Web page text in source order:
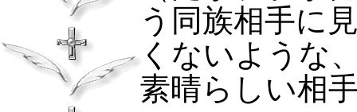
う同族相手に
くないような
素晴らしい相